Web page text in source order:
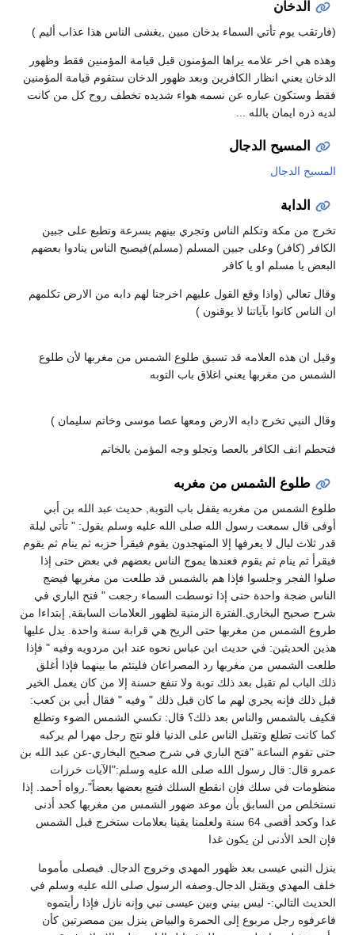
الدخان
(فارتقب يوم تأتي السماء بدخان مبين ,يغشى الناس هذا عذاب أليم )
وهذه هي اخر علامه يراها المؤمنون قبل قيامة المؤمنين فقط وظهور
الدخان يعني انظار الكافرين وبعد ظهور الدخان ستقوم قيامة المؤمنين
فقط وستكون عباره عن نسمه هواء شديده تخطف روح كل من كانت
لديه ذره ايمان بالله ...
المسيح الدجال
المسيح الدجال
الدابة
تخرج من مكة وتكلم الناس وتجري بينهم بسرعة وتطبع على جبين
الكافر (كافر) وعلى جبين المسلم (مسلم)فيصبح الناس ينادوا بعضهم
البعض يا مسلم او يا كافر
وقال تعالي (واذا وقع القول عليهم اخرجنا لهم دابه من الارض تكلمهم
ان الناس كانوا بآياتنا لا يوقنون )
وقيل ان هذه العلامه قد تسبق طلوع الشمس من مغربها لأن طلوع
الشمس من مغربها يعني اغلاق باب التوبه
وقال النبي تخرج دابه الارض ومعها عصا موسى وخاتم سليمان )
فتحطم انف الكافر بالعصا وتجلو وجه المؤمن بالخاتم
طلوع الشمس من مغربه
طلوع الشمس من مغربه يقفل باب التوبة, حديث عبد الله بن أبي
أوفى قال سمعت رسول الله صلى الله عليه وسلم يقول: " تأتي ليلة
قدر ثلاث ليال لا يعرفها إلا المتهجدون يقوم فيقرأ حزبه ثم ينام ثم يقوم
فيقرأ ثم ينام ثم يقوم فعندها يموج الناس بعضهم في بعض حتى إذا
صلوا الفجر وجلسوا فإذا هم بالشمس قد طلعت من مغربها فيضج
الناس ضجة واحدة حتى إذا توسطت السماء رجعت " فتح الباري في
شرح صحيح البخاري.الفترة الزمنية لظهور العلامات السابقة, إبتداءا من
طروع الشمس من مغربها حتى الريح هي قرابة سنة واحدة. يدل عليها
هذين الحديثين: في حديث ابن عباس نحوه عند ابن مردويه وفيه " فإذا
طلعت الشمس من مغربها رد المصراعان فليتئم ما بينهما فإذا أغلق
ذلك الباب لم تقبل بعد ذلك توبة ولا تنفع حسنة إلا من كان يعمل الخير
قبل ذلك فإنه يجري لهم ما كان قبل ذلك " وفيه " فقال أبي بن كعب:
فكيف بالشمس والناس بعد ذلك؟ قال: تكسي الشمس الضوء وتطلع
كما كانت تطلع وتقبل الناس على الدنيا فلو نتج رجل مهرا لم يركبه
حتى تقوم الساعة "فتح الباري في شرح صحيح البخاري-عن عبد الله بن
عمرو قال: قال رسول الله صلى الله عليه وسلم:"الآيات خرزات
منظومات في سلك فإن انقطع السلك فتبع بعضها بعضاً".رواه أحمد.‏ إذا
نستخلص من السابق بأن موعد ضهور الشمس من مغربها كحد أدنى
غدا وكحد أقصى 64 سنة ولعلمنا يقينا بعلامات ستخرج قبل الشمس
فإن الحد الأدنى لن يكون غدا
ينزل النبي عيسى بعد ظهور المهدي وخروج الدجال. فيصلى مأموما
خلف المهدي ويقتل الدجال.وصفه الرسول صلى الله عليه وسلم في
الحديث التالي:- ليس بيني وبين عيسى نبي وإنه نازل فإذا رأيتموه
فاعرفوه رجل مربوع إلى الحمرة والبياض ينزل بين ممصرتين كأن